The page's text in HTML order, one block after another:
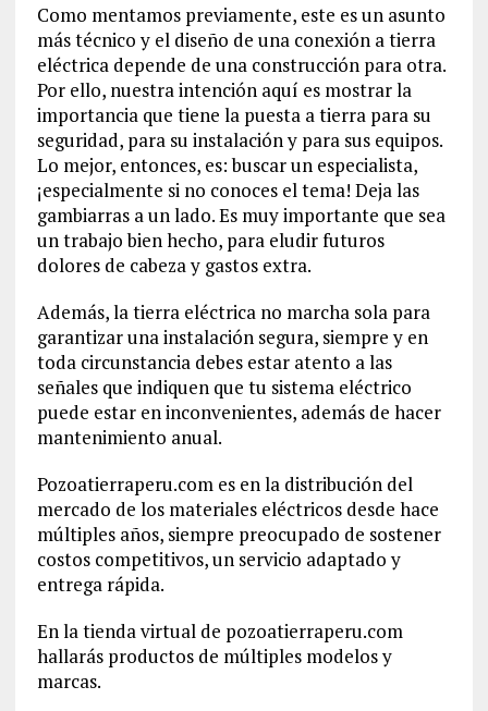
Como mentamos previamente, este es un asunto
más técnico y el diseño de una conexión a tierra
eléctrica depende de una construcción para otra.
Por ello, nuestra intención aquí es mostrar la
importancia que tiene la puesta a tierra para su
seguridad, para su instalación y para sus equipos.
Lo mejor, entonces, es: buscar un especialista,
¡especialmente si no conoces el tema! Deja las
gambiarras a un lado. Es muy importante que sea
un trabajo bien hecho, para eludir futuros
dolores de cabeza y gastos extra.
Además, la tierra eléctrica no marcha sola para
garantizar una instalación segura, siempre y en
toda circunstancia debes estar atento a las
señales que indiquen que tu sistema eléctrico
puede estar en inconvenientes, además de hacer
mantenimiento anual.
Pozoatierraperu.com es en la distribución del
mercado de los materiales eléctricos desde hace
múltiples años, siempre preocupado de sostener
costos competitivos, un servicio adaptado y
entrega rápida.
En la tienda virtual de pozoatierraperu.com
hallarás productos de múltiples modelos y
marcas.